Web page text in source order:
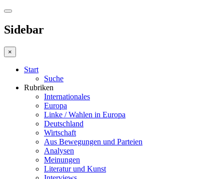
Sidebar
×
Start
Suche
Rubriken
Internationales
Europa
Linke / Wahlen in Europa
Deutschland
Wirtschaft
Aus Bewegungen und Parteien
Analysen
Meinungen
Literatur und Kunst